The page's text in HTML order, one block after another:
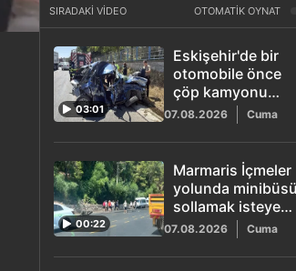
SIRADAKİ VİDEO OTOMATİK OYNAT
03:01
Eskişehir'de bir
otomobile önce
çöp kamyonu
sonra tır çarptı: 1
ölü 1 yaralı
07.08.2026 Cuma
00:22
Marmaris İçmeler
yolunda minibüsü
sollamak isteyen
motosiklet
araçlara çarptı: 1
ölü 1 yaralı
07.08.2026 Cuma